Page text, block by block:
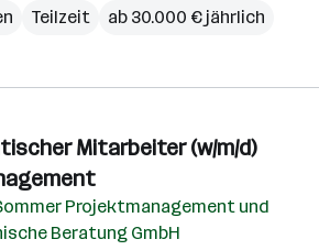
Teilzeit ab 30.000 € jährlich
Mitarbeiter (w/m/d)
Projektmanagement und
Beratung GmbH